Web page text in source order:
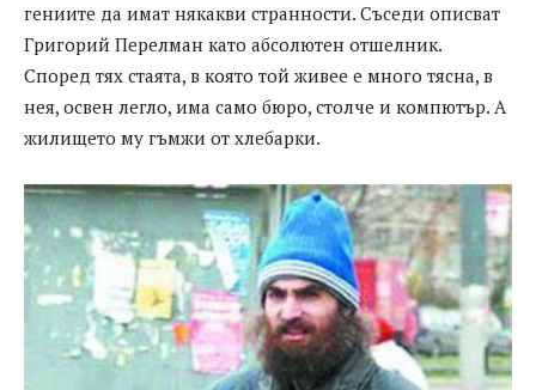
гениите да имат някакви странности. Съседи описват
Григорий Перелман като абсолютен отшелник.
Според тях стаята, в която той живее е много тясна, в
нея, освен легло, има само бюро, столче и компютър. А
жилището му гъмжи от хлебарки.